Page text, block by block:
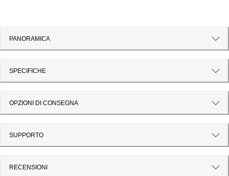
PANORAMICA
SPECIFICHE
OPZIONI DI CONSEGNA
SUPPORTO
RECENSIONI